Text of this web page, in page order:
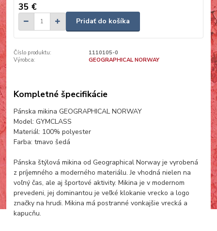
35 €
Pridať do košíka
Číslo produktu:
1110105-0
Výrobca:
GEOGRAPHICAL NORWAY
Kompletné špecifikácie
Pánska mikina GEOGRAPHICAL NORWAY
Model: GYMCLASS
Materiál: 100% polyester
Farba: tmavo šedá
Pánska štýlová mikina od Geographical Norway je vyrobená
z príjemného a moderného materiálu. Je vhodná nielen na
voľný čas, ale aj športové aktivity. Mikina je v modernom
prevedeni, jej dominantou je veľké klokanie vrecko a logo
značky na hrudi. Mikina má postranné vonkajšie vrecká a
kapucňu.